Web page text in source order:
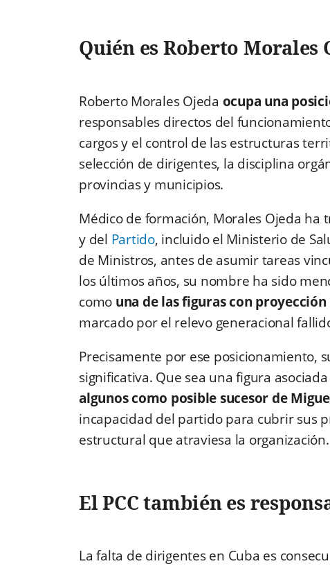
Quién es Roberto Morales
Roberto Morales Ojeda ocupa una
responsables directos del
cargos y el control de las estructuras
selección de dirigentes, la disciplina
provincias y municipios.
Médico de formación, Morales Ojeda ha
y del Partido, incluido el Ministerio de
de Ministros, antes de asumir tareas
los últimos años, su nombre ha sido
como una de las figuras con
marcado por el relevo generacional
Precisamente por ese posicionamiento,
significativa. Que sea una figura
algunos como posible sucesor de
incapacidad del partido para cubrir sus
estructural que atraviesa la
El PCC también es
La falta de dirigentes en Cuba es